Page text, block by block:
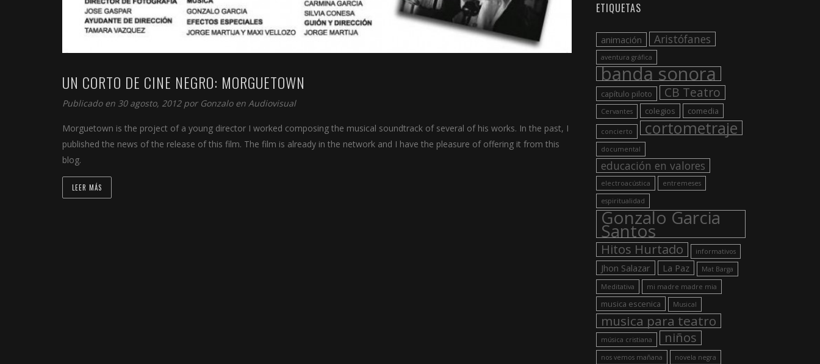
UN CORTO DE CINE NEGRO: MORGUETOWN
Publicado en 30 agosto, 2012 por Gonzalo en Audiovisual
Morguetown is the project of a young director I worked composing the musical soundtrack of several of his works. In the past, I
published the news of the release of this film. The film is already in the network and I have the pleasure of offering it from this
blog.
LEER MÁS
ETIQUETAS
animación Aristófanes
aventura gráfica
banda sonora
capítulo piloto CB Teatro
Cervantes colegios comedia
concierto cortometraje
documental
educación en valores
electroacústica entremeses
espiritualidad
Gonzalo Garcia
Santos
Hitos Hurtado informativos
Jhon Salazar La Paz Mat Barga
Meditativa mi madre madre mia
musica escenica Musical
musica para teatro
música cristiana niños
nos vemos mañana novela negra